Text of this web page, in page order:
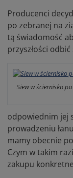
Producenci
po zebranej na
tą świadomość
przyszłości
Siew w ściernisko
odpowiednim jej
prowadzeniu
mamy obecnie
Czym w takim
zakupu